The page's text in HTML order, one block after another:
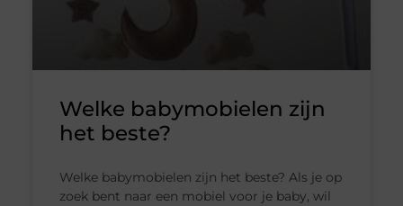
Welke babymobielen zijn
het beste?
Welke babymobielen zijn het beste? Als je op
zoek bent naar een mobiel voor je baby, wil